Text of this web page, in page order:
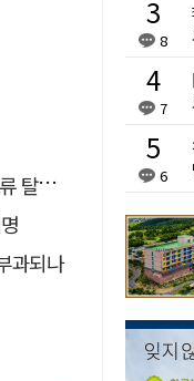
속도
과되나
8
7
6